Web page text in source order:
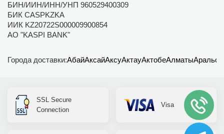
БИН/ИИН/ИНН/УНП 960529400309
БИК CASPKZKA
ИИК KZ20722S000009900854
АО "KASPI BANK"
Города доставки:АбайАксайАксуАктауАктобеАлматыАральск
SSL Secure
Connection
Visa